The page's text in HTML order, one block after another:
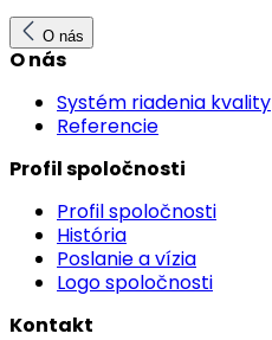
O nás
O nás
Systém riadenia kvality
Referencie
Profil spoločnosti
Profil spoločnosti
História
Poslanie a vízia
Logo spoločnosti
Kontakt